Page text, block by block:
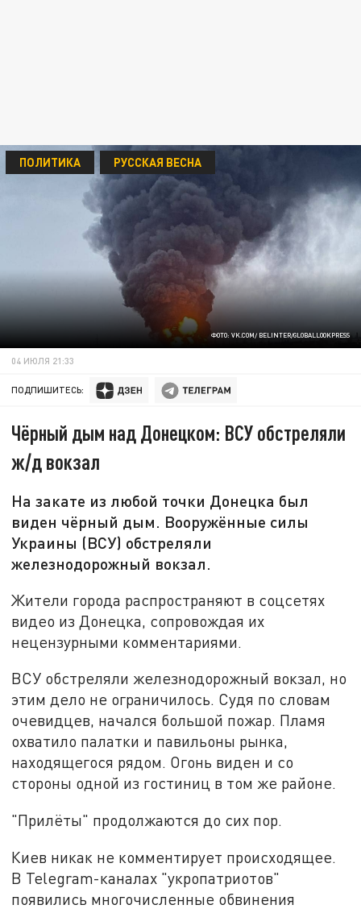
ФОТО: VK.COM/ BELINTER/GLOBALLOOKPRESS
ПОЛИТИКА РУССКАЯ ВЕСНА
04 ИЮЛЯ 21:33
ПОДПИШИТЕСЬ:
Чёрный дым над Донецком: ВСУ обстреляли
ж/д вокзал
На закате из любой точки Донецка был
виден чёрный дым. Вооружённые силы
Украины (ВСУ) обстреляли
железнодорожный вокзал.
Жители города распространяют в соцсетях
видео из Донецка, сопровождая их
нецензурными комментариями.
ВСУ обстреляли железнодорожный вокзал, но
этим дело не ограничилось. Судя по словам
очевидцев, начался большой пожар. Пламя
охватило палатки и павильоны рынка,
находящегося рядом. Огонь виден и со
стороны одной из гостиниц в том же районе.
"Прилёты" продолжаются до сих пор.
Киев никак не комментирует происходящее.
В Telegram-каналах "укропатриотов"
появились многочисленные обвинения